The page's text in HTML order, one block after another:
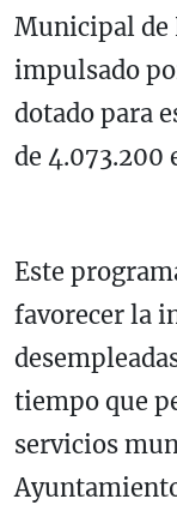
Municipal de
impulsado
dotado para
de 4.073.200
Este
favorecer la
tiempo que
servicios